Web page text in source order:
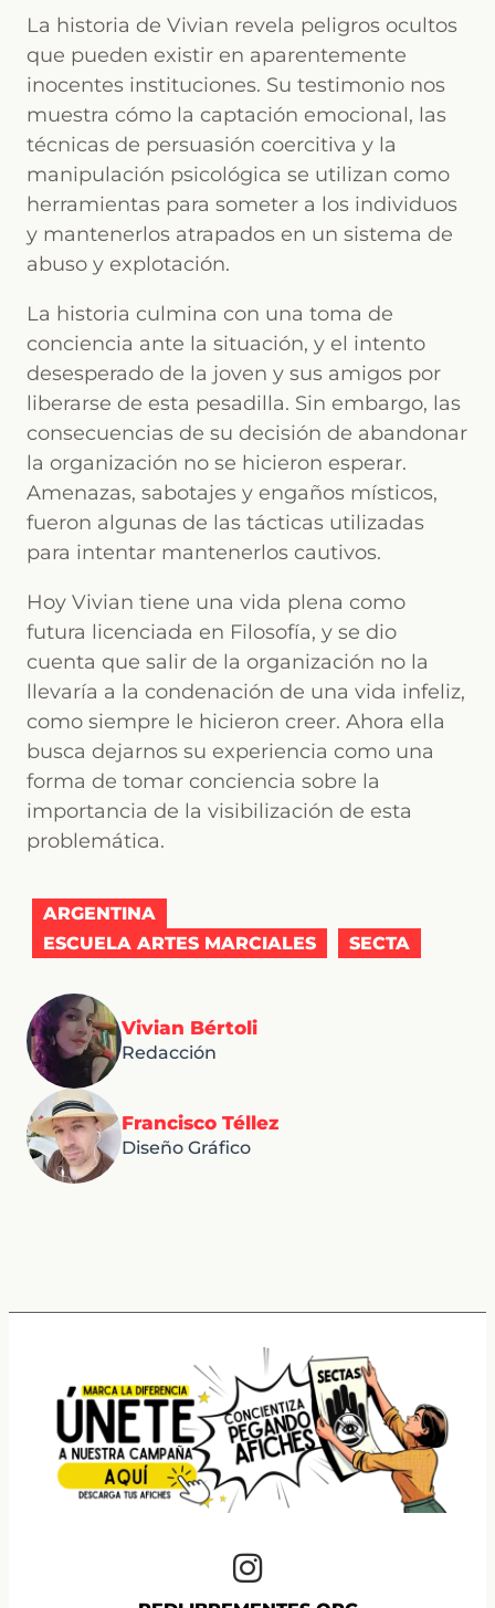
La historia de Vivian revela peligros ocultos
que pueden existir en aparentemente
inocentes instituciones. Su testimonio nos
muestra cómo la captación emocional, las
técnicas de persuasión coercitiva y la
manipulación psicológica se utilizan como
herramientas para someter a los individuos
y mantenerlos atrapados en un sistema de
abuso y explotación.
La historia culmina con una toma de
conciencia ante la situación, y el intento
desesperado de la joven y sus amigos por
liberarse de esta pesadilla. Sin embargo, las
consecuencias de su decisión de abandonar
la organización no se hicieron esperar.
Amenazas, sabotajes y engaños místicos,
fueron algunas de las tácticas utilizadas
para intentar mantenerlos cautivos.
Hoy Vivian tiene una vida plena como
futura licenciada en Filosofía, y se dio
cuenta que salir de la organización no la
llevaría a la condenación de una vida infeliz,
como siempre le hicieron creer. Ahora ella
busca dejarnos su experiencia como una
forma de tomar conciencia sobre la
importancia de la visibilización de esta
problemática.
ARGENTINA
ESCUELA ARTES MARCIALES
SECTA
Vivian Bértoli
Redacción
Francisco Téllez
Diseño Gráfico